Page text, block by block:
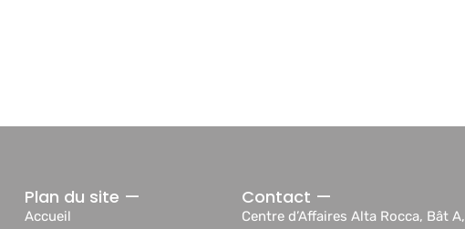
Plan du site —
Accueil
Contact —
Centre d’Affaires Alta Rocca, Bât A,